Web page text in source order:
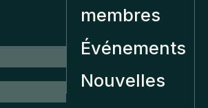
membres
Événements
Nouvelles